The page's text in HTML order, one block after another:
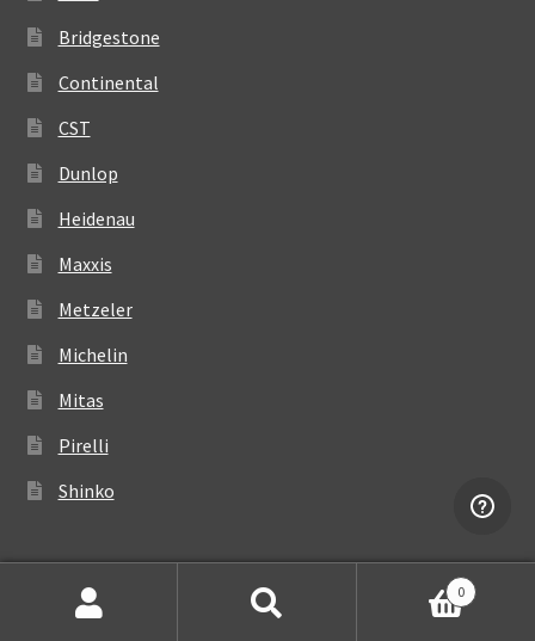
Bridgestone
Continental
CST
Dunlop
Heidenau
Maxxis
Metzeler
Michelin
Mitas
Pirelli
Shinko
0